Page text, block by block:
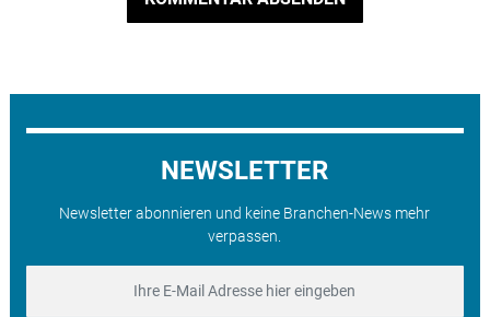
NEWSLETTER
Newsletter abonnieren und keine Branchen-News mehr
verpassen.